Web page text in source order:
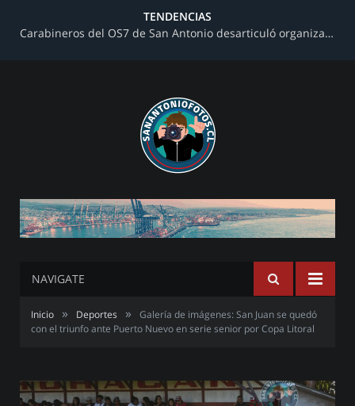
TENDENCIAS
Carabineros del OS7 de San Antonio desarticuló organización criminal dedicada al narcotráfico en toma de terrenos
NAVIGATE
Inicio » Deportes »
Galería de imágenes: San Juan se quedó
con el triunfo ante Puerto Nuevo en serie senior por Copa Litoral